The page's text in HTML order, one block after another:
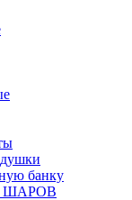
банку
ШАРОВ